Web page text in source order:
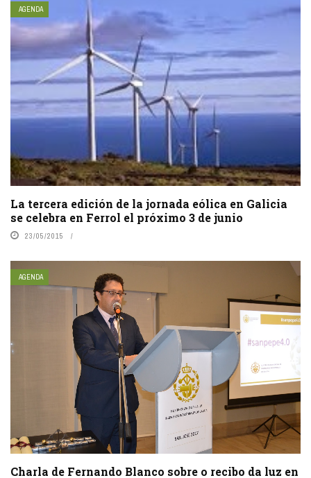
AGENDA
La tercera edición de la jornada eólica en Galicia
se celebra en Ferrol el próximo 3 de junio
23/05/2015
AGENDA
Charla de Fernando Blanco sobre o recibo da luz en